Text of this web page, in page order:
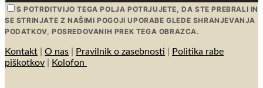
S POTRDITVIJO TEGA POLJA POTRJUJETE, DA STE PREBRALI IN
SE STRINJATE Z NAŠIMI POGOJI UPORABE GLEDE SHRANJEVANJA
PODATKOV, POSREDOVANIH PREK TEGA OBRAZCA.
Kontakt O nas Pravilnik o zasebnosti
Politika rabe
piškotkov
Kolofon